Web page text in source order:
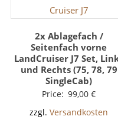
2x Ablagefach /
Seitenfach vorne
LandCruiser J7 Set,
und Rechts (75, 78, 79
SingleCab)
Price: 99,00€
zzgl.Versandkosten